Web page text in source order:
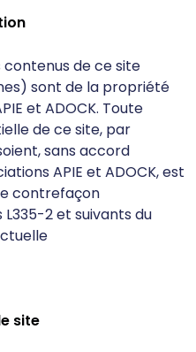
de ce site
sont de la propriété
et ADOCK. Toute
de ce site, par
sans accord
APIE et ADOCK, est
contrefaçon
2 et suivants du
site